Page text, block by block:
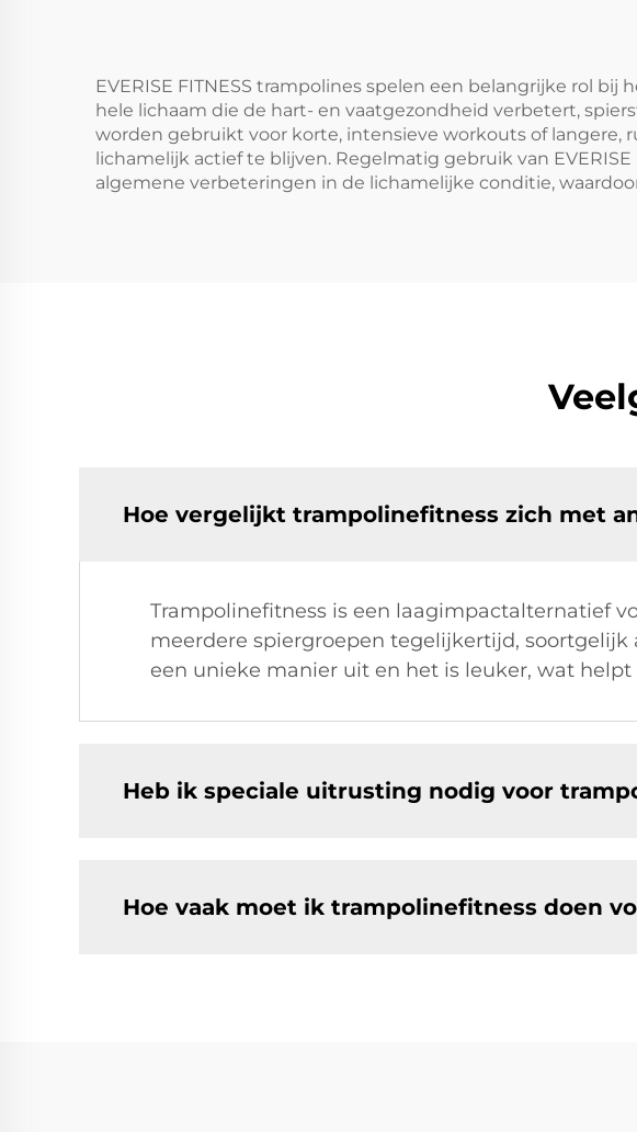
EVERISE FITNESS trampolines spelen een belangrijke rol
hele lichaam die de hart- en vaatgezondheid verbetert,
worden gebruikt voor korte, intensieve workouts of langere,
lichamelijk actief te blijven. Regelmatig gebruik van
algemene verbeteringen in de lichamelijke conditie,
Hoe vergelijkt trampolinefitness zich met
Trampolinefitness is een laagimpactalternatief
meerdere spiergroepen tegelijkertijd,
een unieke manier uit en het is leuker, wat
Heb ik speciale uitrusting nodig voor
Hoe vaak moet ik trampolinefitness doen